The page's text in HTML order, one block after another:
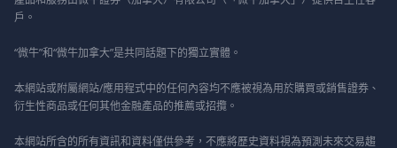
戶。
“微牛”和“微牛加拿大”是共同話題下的獨立實體。
本網站或附屬網站/應用程式中的任何內容均不應被視為用於購買或銷售證券、
衍生性商品或任何其他金融產品的推薦或招攬。
本網站所含的所有資訊和資料僅供參考，不應將歷史資料視為預測未來交易趨